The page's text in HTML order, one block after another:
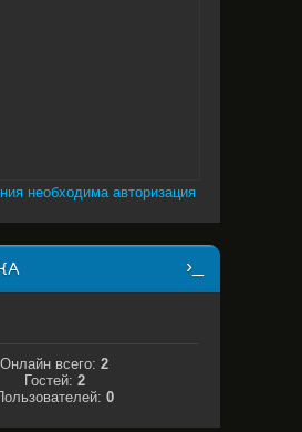
необходима авторизация
Онлайн всего: 2
Гостей: 2
0